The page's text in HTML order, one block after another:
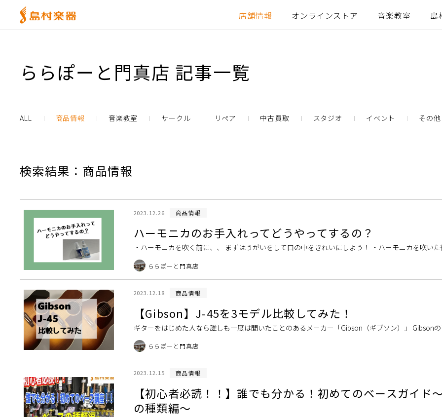
店舗情報 オンラインストア 音楽教室 島
ららぽーと門真店 記事一覧
ALL 商品情報 音楽教室 サークル リペア 中古買取 スタジオ イベント その他
検索結果：商品情報
2023.12.26 商品情報
ハーモニカのお手入れってどうやってするの？
・ハーモニカを吹く前に、、 まずはうがいをして口の中をきれいにしよう！ ・ハーモニカを吹いた
分があるとサビにつながってしまうので、お手入れは必ず行 […]
ららぽーと門真店
2023.12.18 商品情報
【Gibson】J-45を3モデル比較してみた！
ギターをはじめた人なら誰しも一度は聞いたことのあるメーカー「Gibson（ギブソン）」 Gibson
ィックギターの中でも定番かつ憧れのモデル「J- […]
ららぽーと門真店
2023.12.15 商品情報
【初心者必読！！】誰でも分かる！初めてのベースガイド
の種類編～